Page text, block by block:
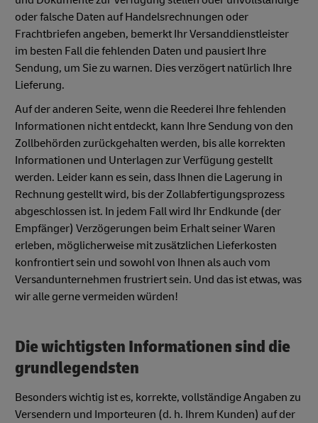
oder falsche Daten auf Handelsrechnungen oder
Frachtbriefen angeben, bemerkt Ihr Versanddienstleister
im besten Fall die fehlenden Daten und pausiert Ihre
Sendung, um Sie zu warnen. Dies verzögert natürlich Ihre
Lieferung.
Auf der anderen Seite, wenn die Reederei Ihre fehlenden
Informationen nicht entdeckt, kann Ihre Sendung von den
Zollbehörden zurückgehalten werden, bis alle korrekten
Informationen und Unterlagen zur Verfügung gestellt
werden. Leider kann es sein, dass Ihnen die Lagerung in
Rechnung gestellt wird, bis der Zollabfertigungsprozess
abgeschlossen ist. In jedem Fall wird Ihr Endkunde (der
Empfänger) Verzögerungen beim Erhalt seiner Waren
erleben, möglicherweise mit zusätzlichen Lieferkosten
konfrontiert sein und sowohl von Ihnen als auch vom
Versandunternehmen frustriert sein. Und das ist etwas, was
wir alle gerne vermeiden würden!
Die wichtigsten Informationen sind die
grundlegendsten
Besonders wichtig ist es, korrekte, vollständige Angaben zu
Versendern und Importeuren (d. h. Ihrem Kunden) auf der